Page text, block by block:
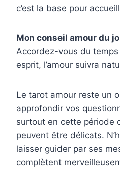
c’est la base pour
Mon conseil amour du
Accordez-vous du
esprit, l’amour suivra
Le tarot amour reste un
approfondir vos
surtout en cette période
peuvent être délicats.
laisser guider par ses
complètent